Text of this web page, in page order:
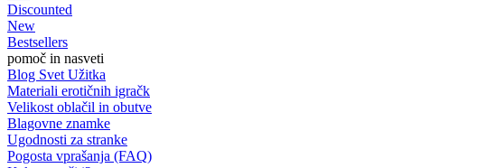
Discounted
New
Bestsellers
pomoč in nasveti
Blog Svet Užitka
Materiali erotičnih igračk
Velikost oblačil in obutve
Blagovne znamke
Ugodnosti za stranke
Pogosta vprašanja (FAQ)